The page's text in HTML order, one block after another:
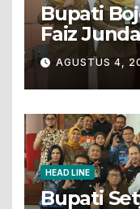
Bupati
Faiz
LKS
AGUSTUS 4,
HEAD LINE
Bupati